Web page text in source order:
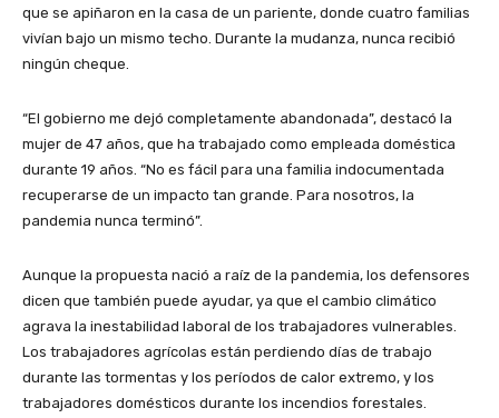
que se apiñaron en la casa de un pariente, donde cuatro familias
vivían bajo un mismo techo. Durante la mudanza, nunca recibió
ningún cheque.
“El gobierno me dejó completamente abandonada”, destacó la
mujer de 47 años, que ha trabajado como empleada doméstica
durante 19 años. “No es fácil para una familia indocumentada
recuperarse de un impacto tan grande. Para nosotros, la
pandemia nunca terminó”.
Aunque la propuesta nació a raíz de la pandemia, los defensores
dicen que también puede ayudar, ya que el cambio climático
agrava la inestabilidad laboral de los trabajadores vulnerables.
Los trabajadores agrícolas están perdiendo días de trabajo
durante las tormentas y los períodos de calor extremo, y los
trabajadores domésticos durante los incendios forestales.